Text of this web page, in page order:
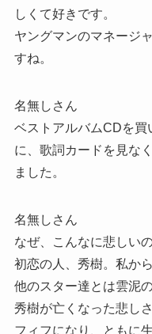
しくて好きです。
ヤングマンのマネージ
すね。
名無しさん
ベストアルバムCDを
に、歌詞カードを見な
ました。
名無しさん
なぜ、こんなに悲しい
初恋の人、秀樹。私か
他のスター達とは雲泥
秀樹が亡くなった悲し
フィフになり、ともに